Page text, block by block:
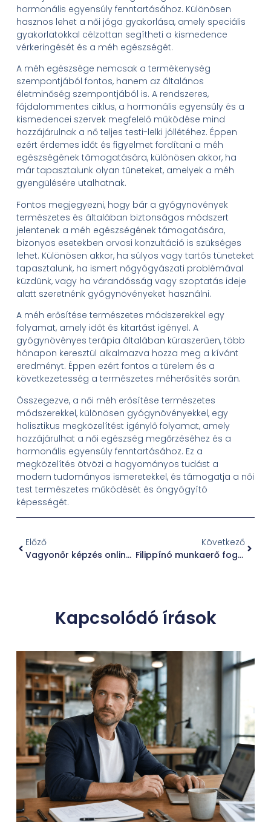
hormonális egyensúly fenntartásához. Különösen
hasznos lehet a női jóga gyakorlása, amely speciális
gyakorlatokkal célzottan segítheti a kismedence
vérkeringését és a méh egészségét.
A méh egészsége nemcsak a termékenység
szempontjából fontos, hanem az általános
életminőség szempontjából is. A rendszeres,
fájdalommentes ciklus, a hormonális egyensúly és a
kismedencei szervek megfelelő működése mind
hozzájárulnak a nő teljes testi-lelki jóllétéhez. Éppen
ezért érdemes időt és figyelmet fordítani a méh
egészségének támogatására, különösen akkor, ha
már tapasztalunk olyan tüneteket, amelyek a méh
gyengülésére utalhatnak.
Fontos megjegyezni, hogy bár a gyógynövények
természetes és általában biztonságos módszert
jelentenek a méh egészségének támogatására,
bizonyos esetekben orvosi konzultáció is szükséges
lehet. Különösen akkor, ha súlyos vagy tartós tüneteket
tapasztalunk, ha ismert nőgyógyászati problémával
küzdünk, vagy ha várandósság vagy szoptatás ideje
alatt szeretnénk gyógynövényeket használni.
A méh erősítése természetes módszerekkel egy
folyamat, amely időt és kitartást igényel. A
gyógynövényes terápia általában kúraszerűen, több
hónapon keresztül alkalmazva hozza meg a kívánt
eredményt. Éppen ezért fontos a türelem és a
következetesség a természetes méherősítés során.
Összegezve, a női méh erősítése természetes
módszerekkel, különösen gyógynövényekkel, egy
holisztikus megközelítést igénylő folyamat, amely
hozzájárulhat a női egészség megőrzéséhez és a
hormonális egyensúly fenntartásához. Ez a
megközelítés ötvözi a hagyományos tudást a
modern tudományos ismeretekkel, és támogatja a női
test természetes működését és öngyógyító
képességét.
Előző
Vagyonőr képzés online: hogyan spórolhatsz akár több tízezer forintot?
Következő
Filippínó munkaerő foglalkoztatása – hatékony válasz a magyar munkaerőhiányra
Kapcsolódó írások